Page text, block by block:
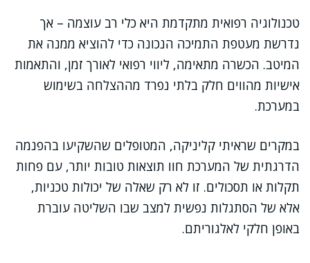
טכנולוגיה רפואית מתקדמת היא כלי רב עוצמה – אך
נדרשת מעטפת התמיכה הנכונה כדי להוציא ממנה את
המיטב. הכשרה מתאימה, ליווי רפואי לאורך זמן, והתאמות
אישיות מהווים חלק בלתי נפרד מההצלחה בשימוש
במערכת.
במקרים שראיתי קליניקה, המטופלים שהשקיעו בהפנמה
הדרגתית של המערכת חוו תוצאות טובות יותר, עם פחות
תקלות או תסכולים. זו לא רק שאלה של יכולות טכניות,
אלא של הסתגלות נפשית למצב שבו השליטה עוברת
באופן חלקי לאלגוריתם.